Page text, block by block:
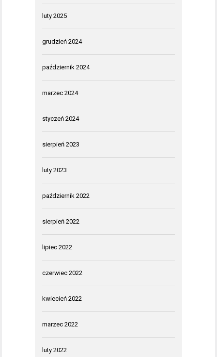
luty 2025
grudzień 2024
październik 2024
marzec 2024
styczeń 2024
sierpień 2023
luty 2023
październik 2022
sierpień 2022
lipiec 2022
czerwiec 2022
kwiecień 2022
marzec 2022
luty 2022